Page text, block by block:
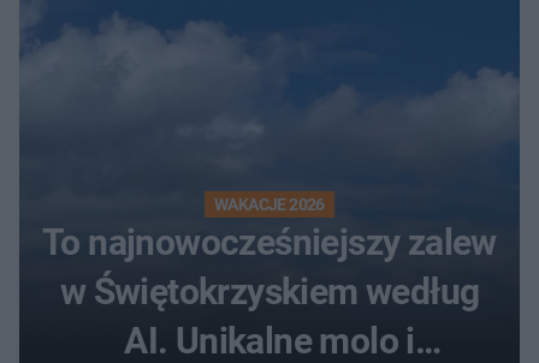
WAKACJE 2026
To najnowocześniejszy zalew
w Świętokrzyskiem według
AI. Unikalne molo i